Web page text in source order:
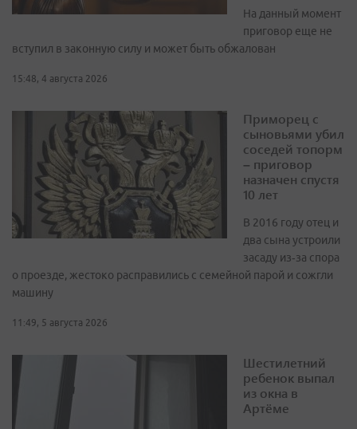
На данный момент
приговор еще не
вступил в законную силу и может быть обжалован
15:48, 4 августа 2026
Приморец с
сыновьями убил
соседей топорм
– приговор
назначен спустя
10 лет
В 2016 году отец и
два сына устроили
засаду из‑за спора
о проезде, жестоко расправились с семейной парой и сожгли
машину
11:49, 5 августа 2026
Шестилетний
ребенок выпал
из окна в
Артёме